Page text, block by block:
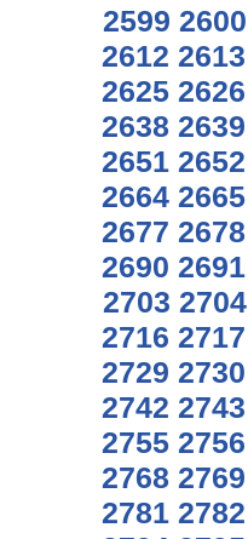
2599 2600
2612 2613
2625 2626
2638 2639
2651 2652
2664 2665
2677 2678
2690 2691
2703 2704
2716 2717
2729 2730
2742 2743
2755 2756
2768 2769
2781 2782